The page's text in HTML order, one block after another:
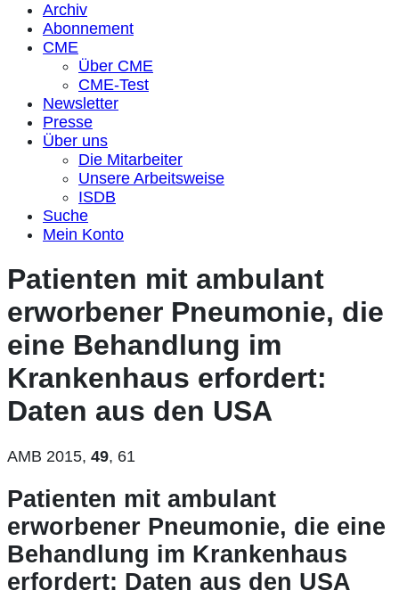
Archiv
Abonnement
CME
Über CME
CME-Test
Newsletter
Presse
Über uns
Die Mitarbeiter
Unsere Arbeitsweise
ISDB
Suche
Mein Konto
Patienten mit ambulant
erworbener Pneumonie, die
eine Behandlung im
Krankenhaus erfordert:
Daten aus den USA
AMB 2015, 49, 61
Patienten mit ambulant
erworbener Pneumonie, die eine
Behandlung im Krankenhaus
erfordert: Daten aus den USA